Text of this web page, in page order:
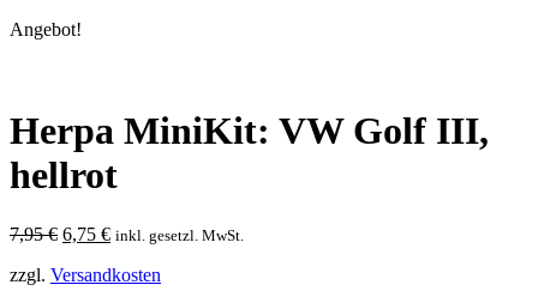
Angebot!
Herpa MiniKit: VW Golf III,
hellrot
7,95€ Ursprünglicher
war:
6,75 €Aktueller
ist:
inkl. gesetzl. MwSt.
zzgl. Versandkosten